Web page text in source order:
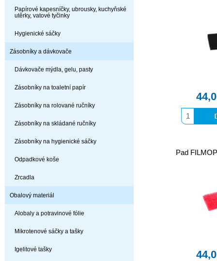
Papírové kapesníčky, ubrousky, kuchyňské
utěrky, vatové tyčinky
Hygienické sáčky
Zásobníky a dávkovače
Dávkovače mýdla, gelu, pasty
Zásobníky na toaletní papír
Zásobníky na rolované ručníky
Zásobníky na skládané ručníky
Zásobníky na hygienické sáčky
Odpadkové koše
Zrcadla
Obalový materiál
Alobaly a potravinové fólie
Mikrotenové sáčky a tašky
Igelitové tašky
Pad